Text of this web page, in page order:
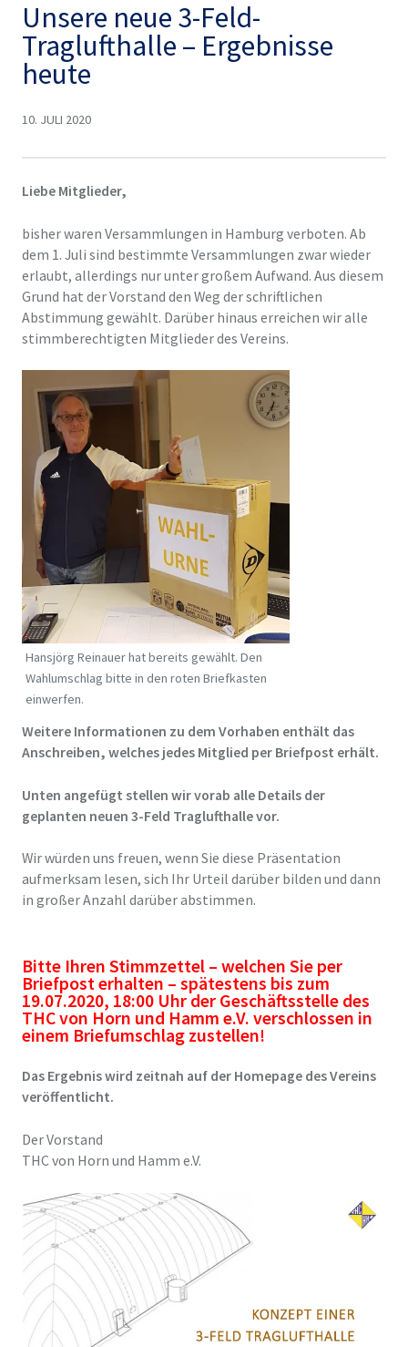
Unsere neue 3-Feld-
Traglufthalle – Ergebnisse
heute
10. JULI 2020
Liebe Mitglieder,
bisher waren Versammlungen in Hamburg verboten. Ab
dem 1. Juli sind bestimmte Versammlungen zwar wieder
erlaubt, allerdings nur unter großem Aufwand. Aus diesem
Grund hat der Vorstand den Weg der schriftlichen
Abstimmung gewählt. Darüber hinaus erreichen wir alle
stimmberechtigten Mitglieder des Vereins.
Hansjörg Reinauer hat bereits gewählt. Den
Wahlumschlag bitte in den roten Briefkasten
einwerfen.
Weitere Informationen zu dem Vorhaben enthält das
Anschreiben, welches jedes Mitglied per Briefpost erhält.
Unten angefügt stellen wir vorab alle Details der
geplanten neuen 3-Feld Traglufthalle vor.
Wir würden uns freuen, wenn Sie diese Präsentation
aufmerksam lesen, sich Ihr Urteil darüber bilden und dann
in großer Anzahl darüber abstimmen.
Bitte Ihren Stimmzettel – welchen Sie per
Briefpost erhalten – spätestens bis zum
19.07.2020, 18:00 Uhr der Geschäftsstelle des
THC von Horn und Hamm e.V. verschlossen in
einem Briefumschlag zustellen!
Das Ergebnis wird zeitnah auf der Homepage des Vereins
veröffentlicht.
Der Vorstand
THC von Horn und Hamm e.V.